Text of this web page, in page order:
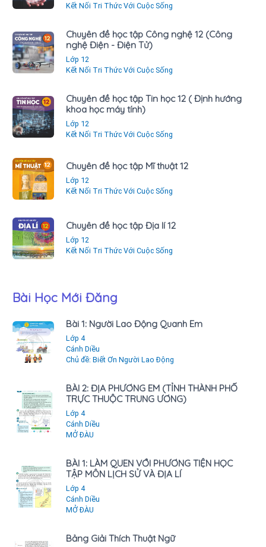
Kết Nối Tri Thức Với Cuộc Sống
Chuyên đề học tập Công nghệ 12 (Công
nghệ Điện - Điện Tử)
Lớp 12
Kết Nối Tri Thức Với Cuộc Sống
Chuyên đề học tập Tin học 12 ( Định hướng
khoa học máy tính)
Lớp 12
Kết Nối Tri Thức Với Cuộc Sống
Chuyên đề học tập Mĩ thuật 12
Lớp 12
Kết Nối Tri Thức Với Cuộc Sống
Chuyên đề học tập Địa lí 12
Lớp 12
Kết Nối Tri Thức Với Cuộc Sống
Bài Học Mới Đăng
Bài 1: Người Lao Động Quanh Em
Lớp 4
Cánh Diều
Chủ đề: Biết Ơn Người Lao Động
BÀI 2: ĐỊA PHƯƠNG EM (TỈNH THÀNH PHỐ
TRỰC THUỘC TRUNG ƯƠNG)
Lớp 4
Cánh Diều
MỞ ĐÀU
BÀI 1: LÀM QUEN VỚI PHƯƠNG TIỆN HỌC
TẬP MÔN LỊCH SỬ VÀ ĐỊA LÍ
Lớp 4
Cánh Diều
MỞ ĐÀU
Bảng Giải Thích Thuật Ngữ